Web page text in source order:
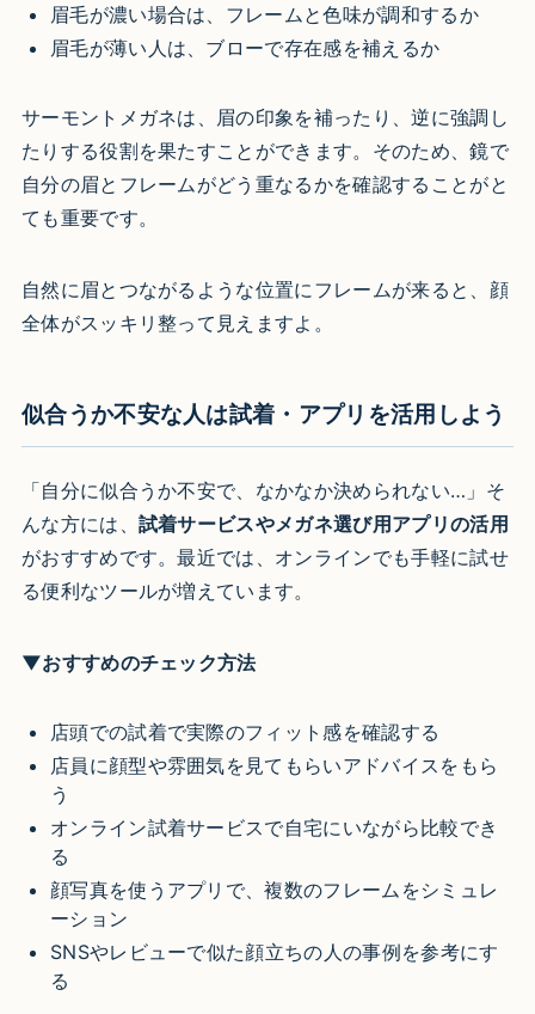
眉毛が濃い場合は、フレームと色味が調和するか
眉毛が薄い人は、ブローで存在感を補えるか
サーモントメガネは、眉の印象を補ったり、逆に強調し
たりする役割を果たすことができます。そのため、鏡で
自分の眉とフレームがどう重なるかを確認することがと
ても重要です。
自然に眉とつながるような位置にフレームが来ると、顔
全体がスッキリ整って見えますよ。
似合うか不安な人は試着・アプリを活用しよう
「自分に似合うか不安で、なかなか決められない…」そ
んな方には、 試着サービスやメガネ選び用アプリの活用
がおすすめです。最近では、オンラインでも手軽に試せ
る便利なツールが増えています。
▼おすすめのチェック方法
店頭での試着で実際のフィット感を確認する
店員に顔型や雰囲気を見てもらいアドバイスをもら
う
オンライン試着サービスで自宅にいながら比較でき
る
顔写真を使うアプリで、複数のフレームをシミュレ
ーション
SNSやレビューで似た顔立ちの人の事例を参考にす
る